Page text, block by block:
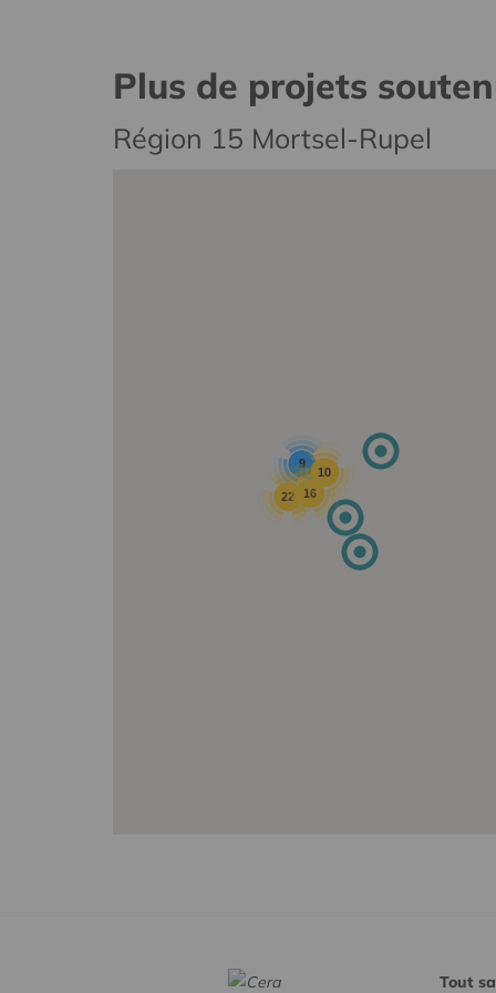
Plus de projets
Région 15 Mortsel-Rupel
9
22 16
10
Tout